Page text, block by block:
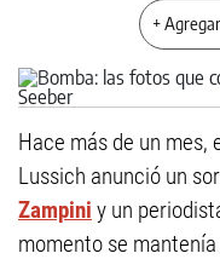
+
Hace más de un mes,
Lussich anunció un
Zampini y un
momento se